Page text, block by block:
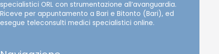
specialistici ORL con strumentazione all’avanguardia.
Riceve per appuntamento a Bari e Bitonto (Bari), ed
esegue teleconsulti medici specialistici online.